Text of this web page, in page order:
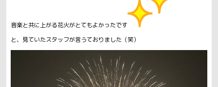
音楽と共に上がる花火がとてもよかったです
と、見ていたスタッフが言うておりました（笑）